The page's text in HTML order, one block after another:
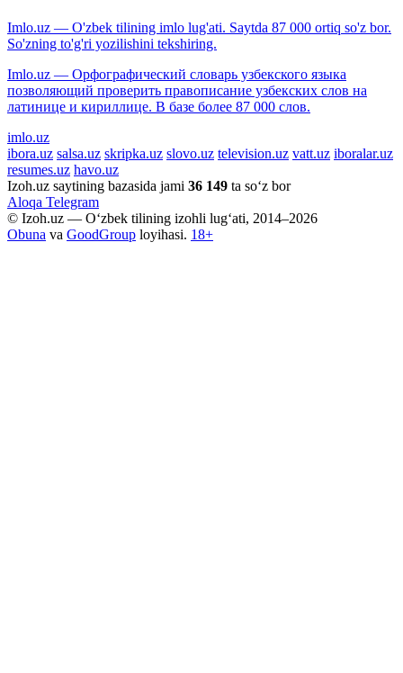
Imlo.uz — O'zbek tilining imlo lug'ati. Saytda 87 000 ortiq so'z bor.
So'zning to'g'ri yozilishini tekshiring.
Imlo.uz — Орфографический словарь узбекского языка
позволяющий проверить правописание узбекских слов на
латинице и кириллице. В базе более 87 000 слов.
imlo.uz
ibora.uz salsa.uz skripka.uz slovo.uz television.uz vatt.uz iboralar.uz
resumes.uz havo.uz
Izoh.uz saytining bazasida jami 36 149 ta so‘z bor
Aloqa Telegram
© Izoh.uz — O‘zbek tilining izohli lug‘ati, 2014–2026
Obuna va GoodGroup loyihasi. 18+